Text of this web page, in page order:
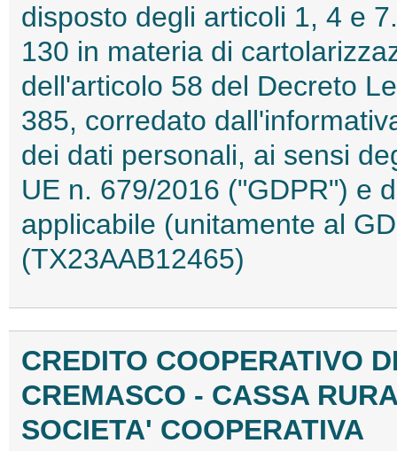
disposto degli articoli 1, 4 e
130 in materia di
dell'articolo 58 del Decreto
385, corredato
dei dati personali, ai sensi
UE n. 679/2016 ("GDPR") e
applicabile (unitamente al
(TX23AAB12465)
CREDITO COOPERATIVO
CREMASCO - CASSA
SOCIETA' COOPERATIVA